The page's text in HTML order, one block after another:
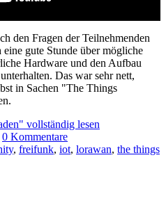
den Fragen der Teilnehmenden
gute Stunde über mögliche
Hardware und den Aufbau
Das war sehr nett,
in Sachen "The Things
vollständig lesen
0 Kommentare
, freifunk, iot, lorawan, the things